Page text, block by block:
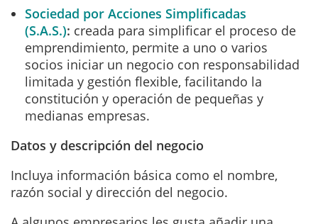
Sociedad por Acciones Simplificadas
(S.A.S.): creada para simplificar el proceso de
emprendimiento, permite a uno o varios
socios iniciar un negocio con responsabilidad
limitada y gestión flexible, facilitando la
constitución y operación de pequeñas y
medianas empresas.
Datos y descripción del negocio
Incluya información básica como el nombre,
razón social y dirección del negocio.